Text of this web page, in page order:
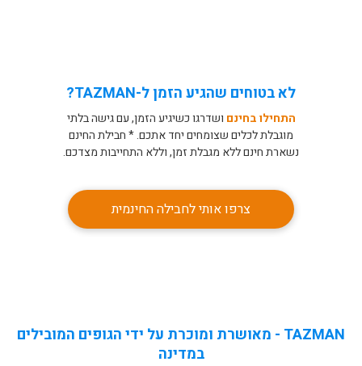
לא בטוחים שהגיע הזמן ל-TAZMAN?
התחילו בחינם ושדרגו כשיגיע הזמן, עם גישה בלתי
מוגבלת לכלים שצומחים יחד אתכם. * חבילת החינם
נשארת חינם ללא מגבלת זמן, וללא התחייבות מצדכם.
צרפו אותי לחבילה החינמית
TAZMAN - מאושרת ומוכרת על ידי הגופים המובילים
במדינה